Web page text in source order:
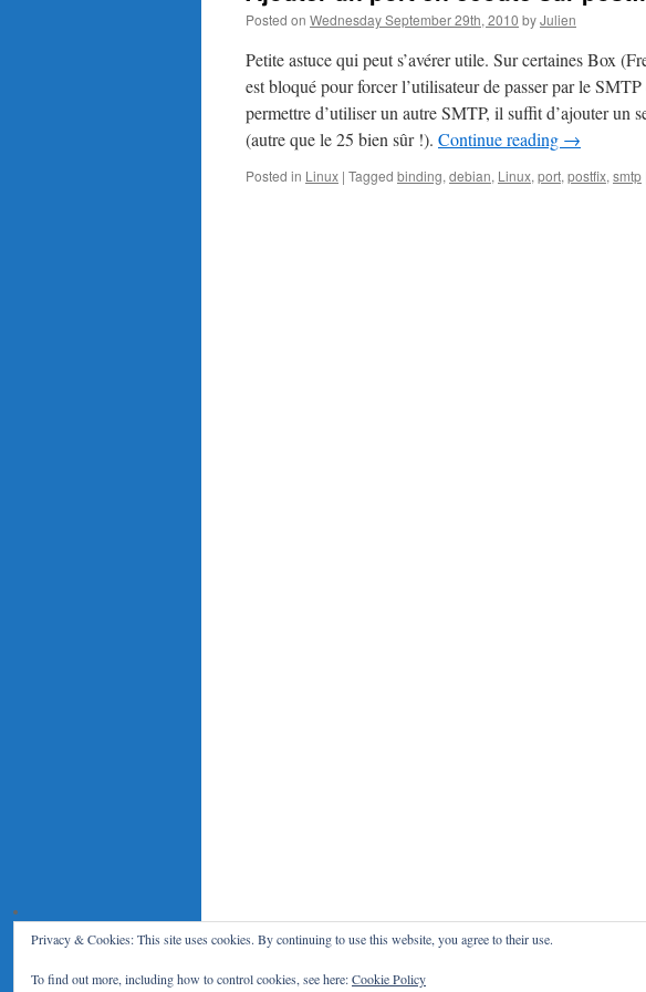
Posted on Wednesday September 29th, 2010 byJulien
Petite astuce qui peut s’avérer utile. Sur certaines Box
est bloqué pour forcer l’utilisateur de passer par le
permettre d’utiliser un autre SMTP, il suffit d’ajouter un
(autre que le 25 bien sûr !). Continue reading →
Posted in Linux | Tagged binding, debian, Linux, port, postfix, smtp
Privacy & Cookies: This site uses cookies. By continuing to use this website, you agree to their use.
To find out more, including how to control cookies, see here:Cookie Policy